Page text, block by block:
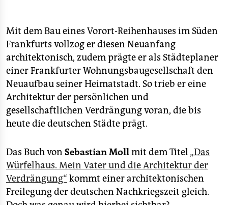
Mit dem Bau eines Vorort-Reihenhauses im Süden
Frankfurts vollzog er diesen Neuanfang
architektonisch, zudem prägte er als Städteplaner
einer Frankfurter Wohnungsbaugesellschaft den
Neuaufbau seiner Heimatstadt. So trieb er eine
Architektur der persönlichen und
gesellschaftlichen Verdrängung voran, die bis
heute die deutschen Städte prägt.
Das Buch von Sebastian Mollmit dem Titel „Das
Würfelhaus. Mein Vater und die Architektur der
Verdrängung“ kommt einer architektonischen
Freilegung der deutschen Nachkriegszeit gleich.